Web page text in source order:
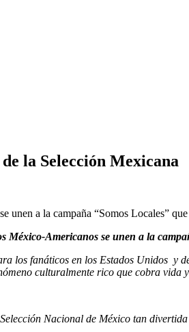
la Selección Mexicana
unen a la campaña “Somos Locales”
Americanos se unen a la
los fanáticos en los Estados Unidos y
culturalmente rico que cobra
Nacional de México tan